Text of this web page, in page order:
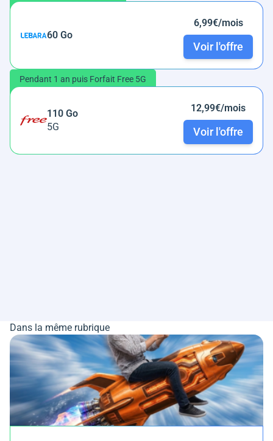
60 Go
6,99€/mois
Voir l'offre
Pendant 1 an puis Forfait Free 5G
110 Go
5G
12,99€/mois
Voir l'offre
Dans la même rubrique